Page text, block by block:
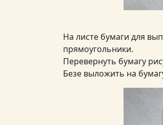
На листе бумаги для
прямоугольники.
Перевернуть бумагу
Безе выложить на